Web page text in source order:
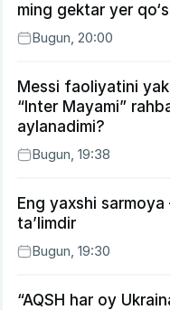
ming gektar yer
Bugun, 20:00
Messi faoliyatini
“Inter Mayami”
aylanadimi?
Bugun, 19:38
Eng yaxshi
ta’limdir
Bugun, 19:30
“AQSH har oy